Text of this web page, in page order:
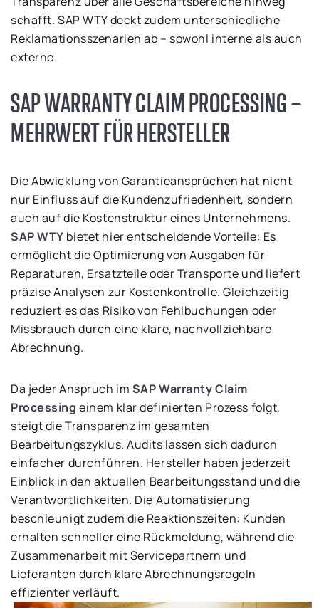
schafft. SAP WTY deckt zudem unterschiedliche
Reklamationsszenarien ab – sowohl interne als auch
externe.
SAP WARRANTY CLAIM PROCESSING –
MEHRWERT FÜR HERSTELLER
Die Abwicklung von Garantieansprüchen hat nicht
nur Einfluss auf die Kundenzufriedenheit, sondern
auch auf die Kostenstruktur eines Unternehmens.
SAP WTY bietet hier entscheidende Vorteile: Es
ermöglicht die Optimierung von Ausgaben für
Reparaturen, Ersatzteile oder Transporte und liefert
präzise Analysen zur Kostenkontrolle. Gleichzeitig
reduziert es das Risiko von Fehlbuchungen oder
Missbrauch durch eine klare, nachvollziehbare
Abrechnung.
Da jeder Anspruch im SAP Warranty Claim
Processing einem klar definierten Prozess folgt,
steigt die Transparenz im gesamten
Bearbeitungszyklus. Audits lassen sich dadurch
einfacher durchführen. Hersteller haben jederzeit
Einblick in den aktuellen Bearbeitungsstand und die
Verantwortlichkeiten. Die Automatisierung
beschleunigt zudem die Reaktionszeiten: Kunden
erhalten schneller eine Rückmeldung, während die
Zusammenarbeit mit Servicepartnern und
Lieferanten durch klare Abrechnungsregeln
effizienter verläuft.